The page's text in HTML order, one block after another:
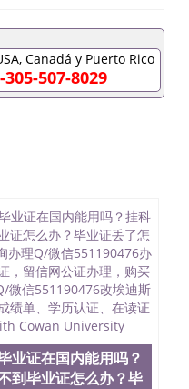
事业单位/国企假的
国内能用吗, 挂科拿
历认证吗,您是否因为
您是否因没正
找工作没
文凭可以打工作吗
单GPA分数
找毕业证封皮QQ微信
快速拿到国外文
泰国文凭办
外国文凭在中国
微信551190476国外
QQ微信551190476国
外文凭可找工作QQ微
国外编号查询QQ
网上购买真
办理QQ微信
305-507-8029
业证在国内能用吗？
到毕业证怎么办？毕